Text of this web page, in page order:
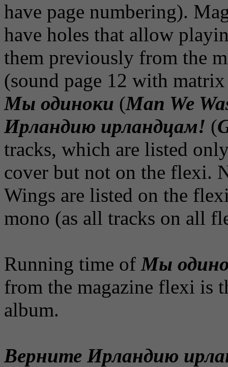
have page numbering).
have holes that allow
them previously from the
(sound page 12 with
Мы одиноки (Man We
Ирландию ирландцам! (
tracks, which are listed
cover but not on the flexi.
Wings are listed on the
mono (as all tracks on all
Running time of Мы
from the magazine flexi is
album.
Верните Ирландию